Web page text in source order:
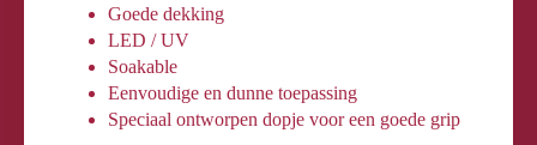
Goede dekking
LED / UV
Soakable
Eenvoudige en dunne toepassing
Speciaal ontworpen dopje voor een goede grip